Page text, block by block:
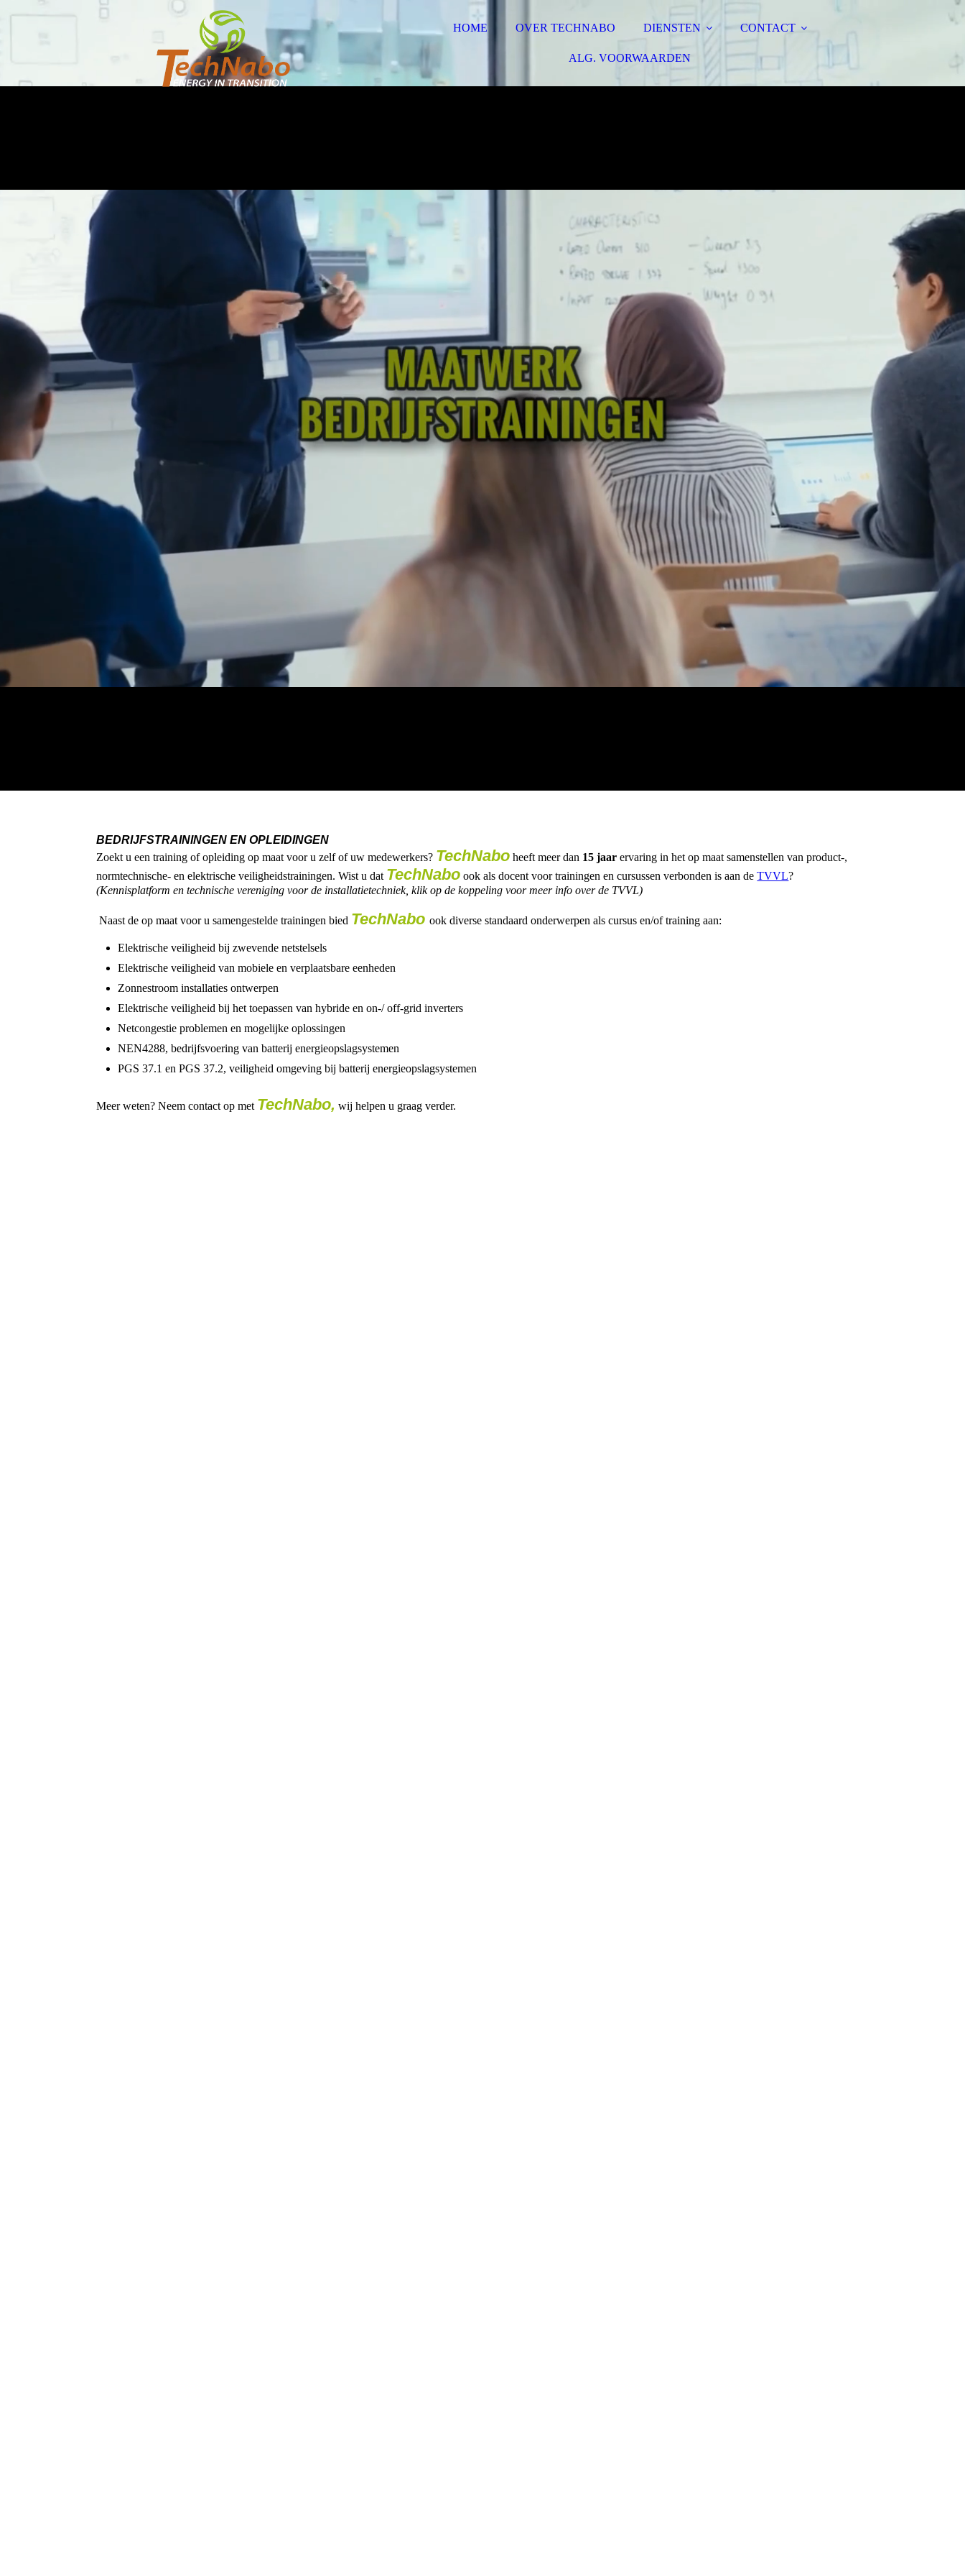
HOME OVER TECHNABO DIENSTEN CONTACT
ALG. VOORWAARDEN
BEDRIJFSTRAININGEN EN OPLEIDINGEN
Zoekt u een training of opleiding op maat voor u zelf of uw medewerkers? TechNabo heeft meer dan 15 jaar ervaring in het op maat samenstellen van product-,
normtechnische- en elektrische veiligheidstrainingen. Wist u dat TechNabo ook als docent voor trainingen en cursussen verbonden is aan deTVVL?
(Kennisplatform en technische vereniging voor de installatietechniek, klik op de koppeling voor meer info over de TVVL)
Naast de op maat voor u samengestelde trainingen bied TechNaboook diverse standaard onderwerpen als cursus en/of training aan:
Elektrische veiligheid bij zwevende netstelsels
Elektrische veiligheid van mobiele en verplaatsbare eenheden
Zonnestroom installaties ontwerpen
Elektrische veiligheid bij het toepassen van hybride en on-/ off-grid inverters
Netcongestie problemen en mogelijke oplossingen
NEN4288, bedrijfsvoering van batterij energieopslagsystemen
PGS 37.1 en PGS 37.2, veiligheid omgeving bij batterij energieopslagsystemen
Meer weten? Neem contact op met TechNabo, wij helpen u graag verder.